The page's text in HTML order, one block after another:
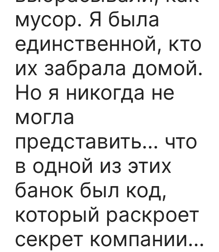
мусор. Я была
единственной, кто
их забрала домой.
Но я никогда не
могла
представить… что
в одной из этих
банок был код,
который раскроет
секрет компании…